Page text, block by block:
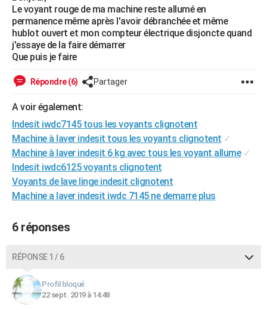
BRICOLAGE
Forum
Aménagement intérieur
Extérieur
Cuisine
Salle de bains
Jardinage
Rangement
WEEK-END
Guides de France
Escapades
Patrimoine
Expositions
Musées
Week-end nature
+LIFESTYLE
Art de vivre
Bien-être
Loisirs
Mode
Modes de vie
SANTE
VOYAGE
Destinations
City break
Voyage nature
Voyage de noces
Forum
Climat
+PHOTO
GUIDES D'ACHAT
BONS PLANS
CARTE DE VOEUX
DICTIONNAIRE
S'inscrire
Se connecter
Lycées
Collèges
Primaires
Universités
Entreprises
Service militaire
Avis de recherche
AVIS DE DÉCÈS
Le voyant rouge de ma machine reste allumé en
permanence même après l'avoir débranchée et même
hublot ouvert et mon compteur électrique disjoncte quand
j'essaye de la faire démarrer
Que puis je faire
Répondre (6) Partager
A voir également:
Indesit iwdc7145 tous les voyants clignotent
Machine à laver indesit tous les voyants clignotent ✓
Machine à laver indesit 6 kg avec tous les voyant allume ✓
Indesit iwdc6125 voyants clignotent
Voyants de lave linge indesit clignotent
Machine a laver indesit iwdc 7145 ne demarre plus
6 réponses
RÉPONSE 1 / 6
Profil bloqué
22 sept. 2019 à 14:48